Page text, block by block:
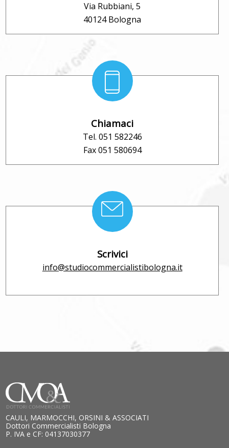
Via Rubbiani, 5
40124 Bologna
Chiamaci
Tel. 051 582246
Fax 051 580694
Scrivici
info@studiocommercialistibologna.it
CAULI, MARMOCCHI, ORSINI & ASSOCIATI
Dottori Commercialisti Bologna
P. IVA e CF: 04137030377